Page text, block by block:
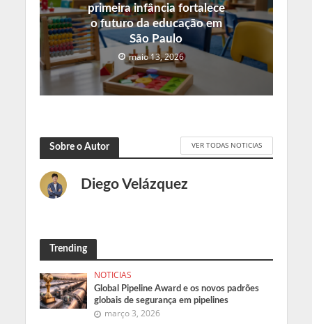
primeira infância fortalece
o futuro da educação em
São Paulo
maio 13, 2026
Sobre o Autor VER TODAS NOTICIAS
Diego Velázquez
Trending
NOTICIAS
Global Pipeline Award e os novos padrões
globais de segurança em pipelines
março 3, 2026